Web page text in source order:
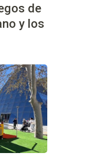
de
y los